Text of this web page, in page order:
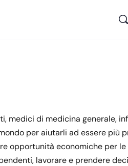
medici di medicina generale,
per aiutarli ad essere più
opportunità economiche per
lavorare e prendere